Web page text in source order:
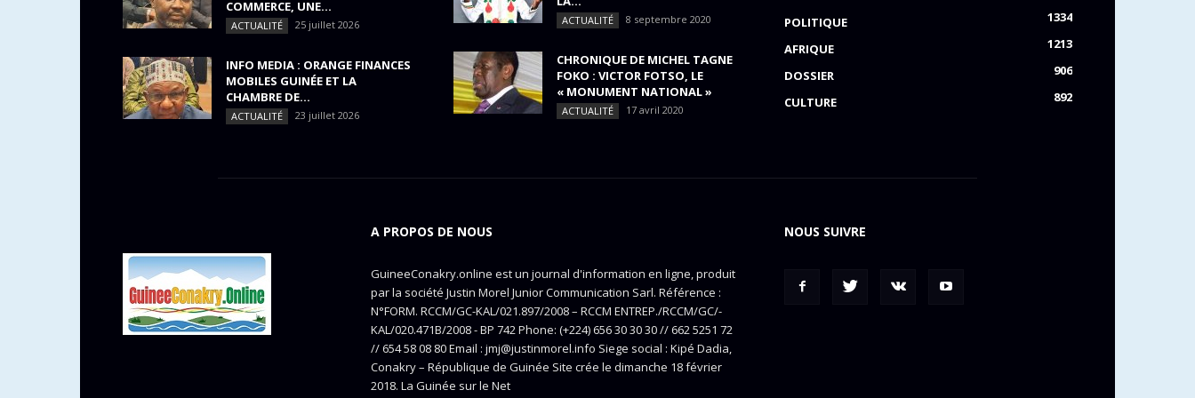
COMMERCE, UNE...
ACTUALITÉ 25 juillet 2026
INFO MEDIA : ORANGE FINANCES
MOBILES GUINÉE ET LA
CHAMBRE DE...
ACTUALITÉ 23 juillet 2026
ACTUALITÉ 8 septembre 2020
CHRONIQUE DE MICHEL TAGNE
FOKO : VICTOR FOTSO, LE
« MONUMENT NATIONAL »
ACTUALITÉ 17 avril 2020
POLITIQUE
1334
AFRIQUE
1213
DOSSIER
906
CULTURE
892
A PROPOS DE NOUS
GuineeConakry.online est un journal d'information en ligne, produit
par la société Justin Morel Junior Communication Sarl. Référence :
N°FORM. RCCM/GC-KAL/021.897/2008 – RCCM ENTREP./RCCM/GC/-
KAL/020.471B/2008 - BP 742 Phone: (+224) 656 30 30 30 // 662 5251 72
// 654 58 08 80 Email : jmj@justinmorel.info Siege social : Kipé Dadia,
Conakry – République de Guinée Site crée le dimanche 18 février
2018. La Guinée sur le Net
NOUS SUIVRE